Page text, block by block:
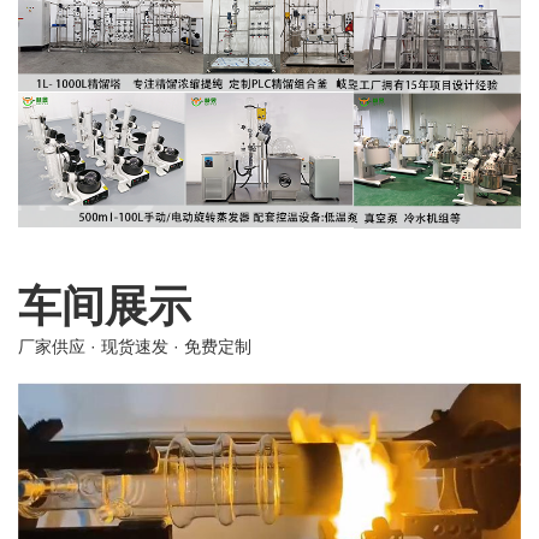
车间展示
厂家供应 · 现货速发 · 免费定制